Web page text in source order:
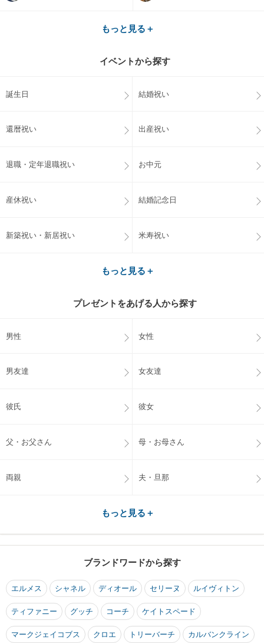
もっと見る＋
イベントから探す
誕生日 結婚祝い
還暦祝い 出産祝い
退職・定年退職祝い お中元
産休祝い 結婚記念日
新築祝い・新居祝い 米寿祝い
もっと見る＋
プレゼントをあげる人から探す
男性 女性
男友達 女友達
彼氏 彼女
父・お父さん 母・お母さん
両親 夫・旦那
もっと見る＋
ブランドワードから探す
エルメス シャネル ディオール セリーヌ ルイヴィトン
ティファニー グッチ コーチ ケイトスペード
マークジェイコブス クロエ トリーバーチ カルバンクライン